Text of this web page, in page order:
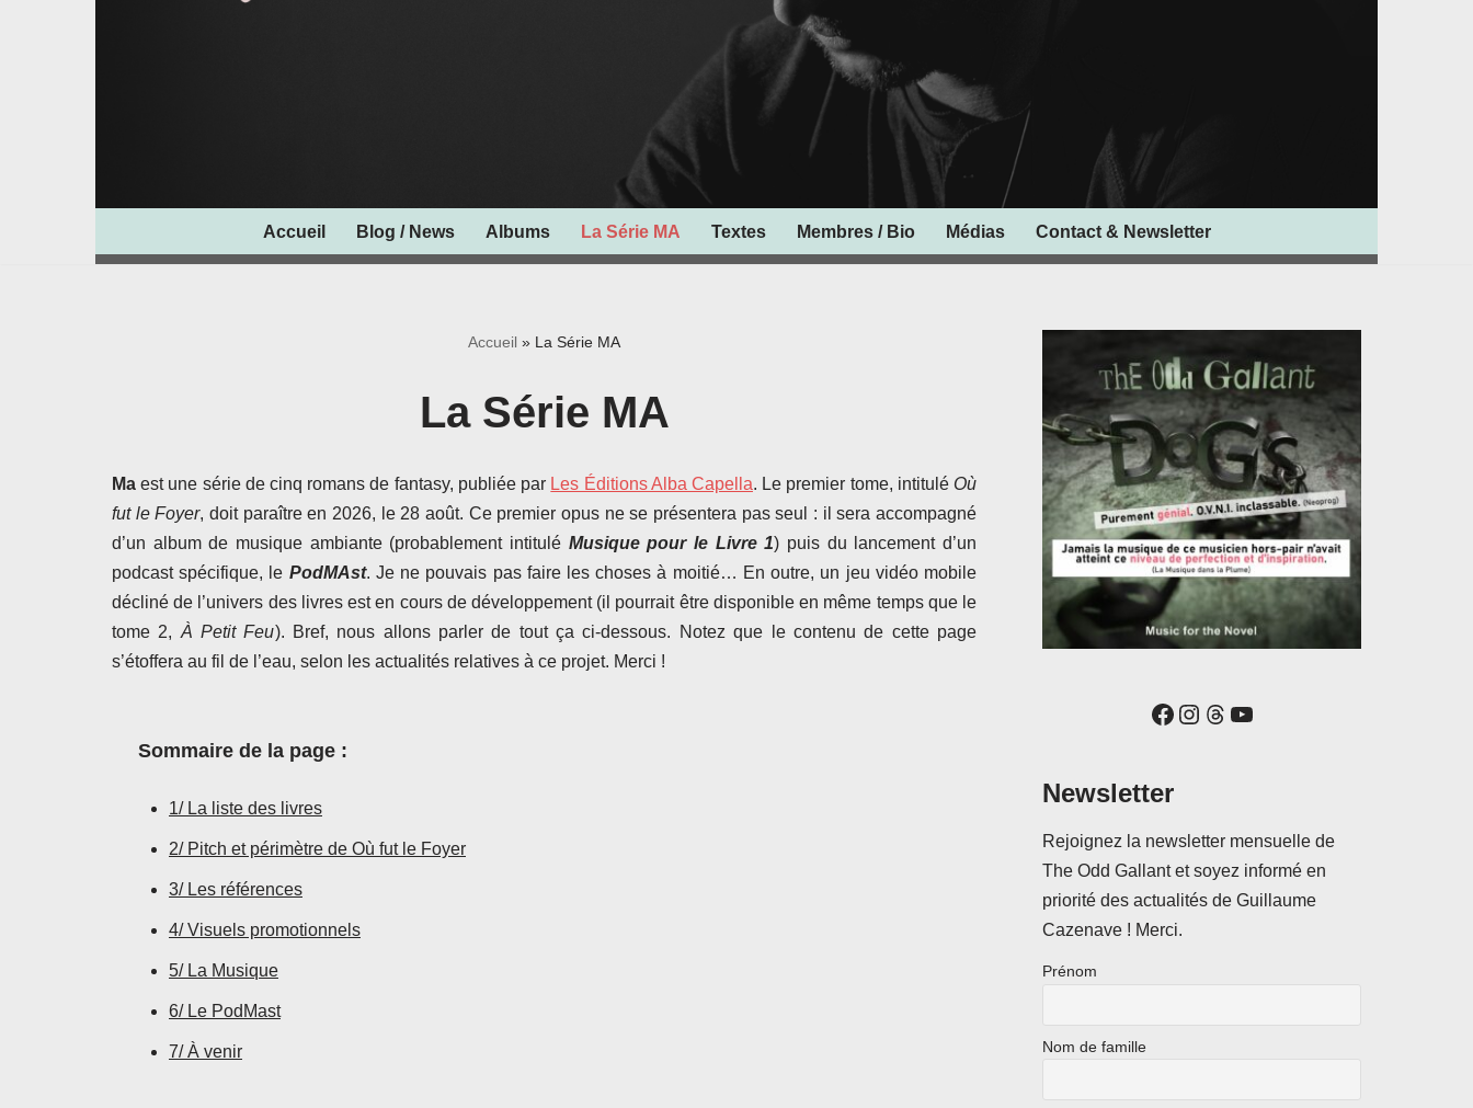
Accueil Blog / News Albums La Série MA Textes Membres / Bio Médias Contact & Newsletter
Accueil » La Série MA
La Série MA
Maest une série de cinq romans de fantasy, publiée par Les Éditions Alba Capella. Le premier tome, intitulé Où
fut le Foyer, doit paraître en 2026, le 28 août. Ce premier opus ne se présentera pas seul : il sera accompagné
d’un album de musique ambiante (probablement intitulé Musique pour le Livre 1) puis du lancement d’un
podcast spécifique, le PodMAst. Je ne pouvais pas faire les choses à moitié… En outre, un jeu vidéo mobile
décliné de l’univers des livres est en cours de développement (il pourrait être disponible en même temps que le
tome 2, À Petit Feu). Bref, nous allons parler de tout ça ci-dessous. Notez que le contenu de cette page
s’étoffera au fil de l’eau, selon les actualités relatives à ce projet. Merci !
Sommaire de la page :
1/ La liste des livres
2/ Pitch et périmètre de Où fut le Foyer
3/ Les références
4/ Visuels promotionnels
5/ La Musique
6/ Le PodMast
7/ À venir
Newsletter
Rejoignez la newsletter mensuelle de
The Odd Gallant et soyez informé en
priorité des actualités de Guillaume
Cazenave ! Merci.
Prénom
Nom de famille